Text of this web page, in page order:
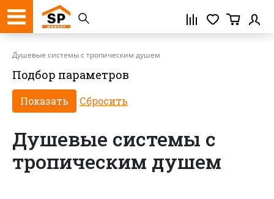
Регистрация
Душевые системы с тропическим душем
Подбор параметров
Душевые системы с
тропическим душем